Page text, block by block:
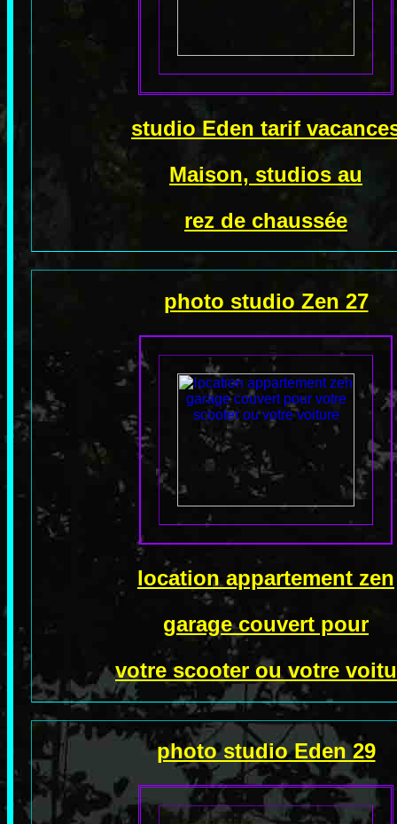
studio Eden tarif
Maison, studios au
rez de chaussée
photo studio Zen 27
location appartement zen
garage couvert pour
votre scooter ou votre
photo studio Eden 29